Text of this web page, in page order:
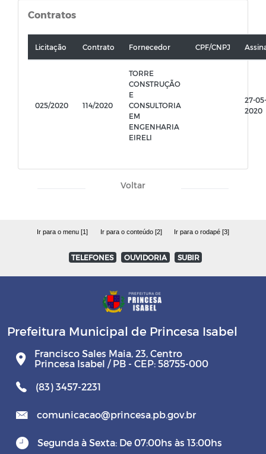
Contratos
Licitação Contrato Fornecedor CPF/CNPJ
025/2020 114/2020
TORRE
CONSTRUÇÃO
E
CONSULTORIA
EM
ENGENHARIA
EIRELI
27-05-
2020
Voltar
Ir para o menu [1] Ir para o conteúdo [2] Ir para o rodapé [3]
TELEFONES OUVIDORIA SUBIR
Prefeitura Municipal de Princesa Isabel
Francisco Sales Maia, 23, Centro
Princesa Isabel / PB - CEP: 58755-000
(83) 3457-2231
comunicacao@princesa.pb.gov.br
Segunda à Sexta: De 07:00hs às 13:00hs